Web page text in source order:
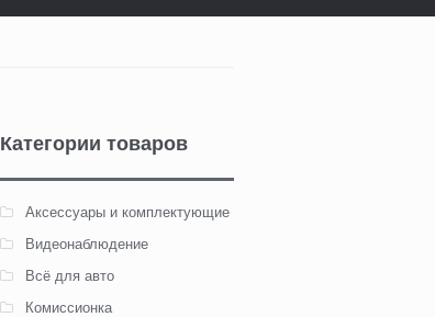
Категории товаров
Аксессуары и комплектующие
Видеонаблюдение
Всё для авто
Комиссионка